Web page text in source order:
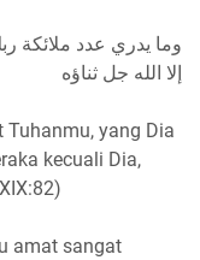
وما يدري عدد ملائكة
إلا الله جل ثناؤه
yang Dia
kecuali Dia,
amat sangat